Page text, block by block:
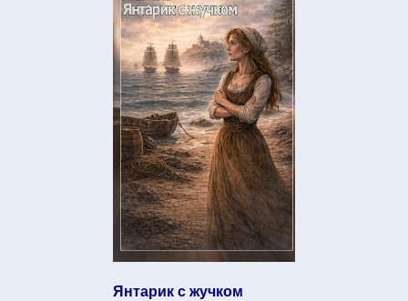
Янтарик с жучком